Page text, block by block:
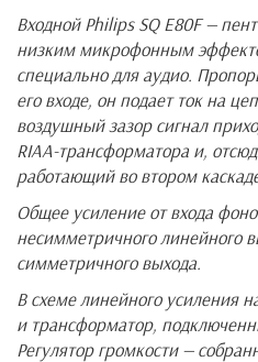
Входной Philips SQ E80F —
низким микрофонным
специально для аудио.
его входе, он подает ток на
воздушныйзазор сигнал
RIAA-трансформатора и,
работающий во втором
Общее усиление от входа
несимметричного линейного
симметричного выхода.
В схеме линейного усиления
и трансформатор,
Регулятор громкости —